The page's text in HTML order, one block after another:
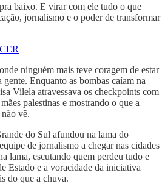
baixo. E virar com ele tudo o que
jornalismo e o poder de transformar
ninguém mais teve coragem de estar
Enquanto as bombas caíam na
Vilela atravessava os checkpoints com
palestinas e mostrando o que a
vê.
do Sul afundou na lama do
de jornalismo a chegar nas cidades
lama, escutando quem perdeu tudo e
Estado e a voracidade da iniciativa
do que a chuva.